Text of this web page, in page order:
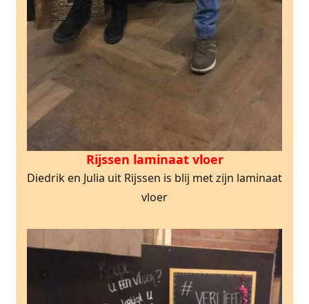
Rijssen laminaat vloer
Diedrik en Julia uit Rijssen is blij met zijn laminaat
vloer